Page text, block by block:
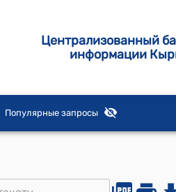
Централизованный
информации
Популярные запросы